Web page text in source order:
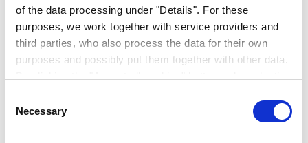
of the data processing under "Details". For these
purposes, we work together with service providers and
third parties, who also process the data for their own
purposes and possibly put them together with other data.
consent to the processing of your data for the purposes
in question. It is voluntary, is not necessary in order to
Selection
Necessary
Das zeichnet Dich aus
Allgemeine oder fachgebundene
Interesse an IT- und